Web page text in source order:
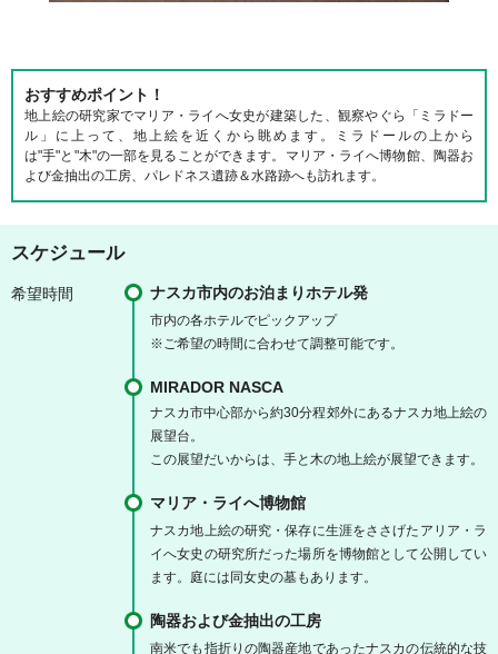
おすすめポイント！
地上絵の研究家でマリア・ライへ女史が建築した、観察やぐら「ミラドー
ル」に上って、地上絵を近くから眺めます。ミラドールの上から
は"手"と"木"の一部を見ることができます。マリア・ライへ博物館、陶器お
よび金抽出の工房、パレドネス遺跡＆水路跡へも訪れます。
スケジュール
希望時間 ナスカ市内のお泊まりホテル発
市内の各ホテルでピックアップ
※ご希望の時間に合わせて調整可能です。
MIRADOR NASCA
ナスカ市中心部から約30分程郊外にあるナスカ地上絵の
展望台。
この展望だいからは、手と木の地上絵が展望できます。
マリア・ライへ博物館
ナスカ地上絵の研究・保存に生涯をささげたアリア・ラ
イへ女史の研究所だった場所を博物館として公開してい
ます。庭には同女史の墓もあります。
陶器および金抽出の工房
南米でも指折りの陶器産地であったナスカの伝統的な技